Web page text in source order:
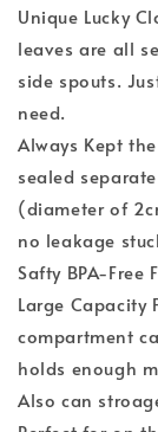
Unique Lucky
leaves are all
side spouts.
need.
Always Kept
sealed
(diameter of
no leakage
Safty BPA-Free
Large Capacity
compartment
holds enough
Also can